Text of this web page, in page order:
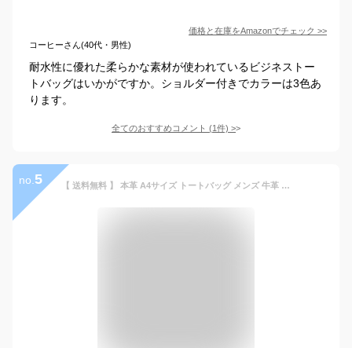
価格と在庫をAmazonでチェック >>
コーヒーさん(40代・男性)
耐水性に優れた柔らかな素材が使われているビジネストー
トバッグはいかがですか。ショルダー付きでカラーは3色あ
ります。
全てのおすすめコメント (1件) >
no. 5 【 送料無料 】 本革 A4サイズ トートバッグ メンズ 牛革 a4 レザー A4 PC 旅行 大きめ 黒 フォーマル 革 ビジネスバッグ 人気 ブランド トート ビジネス シンプル 手提げ ギフト トートバック 鞄 ビジネストート 通勤 通学 出張